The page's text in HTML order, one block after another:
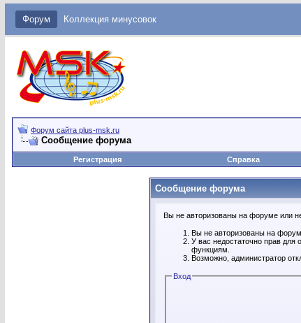
Форум Коллекция минусовок
Форум сайта plus-msk.ru
Сообщение форума
Регистрация
Справка
Сообщение форума
Вы не авторизованы на форуме или
Вы не авторизованы на
У вас недостаточно прав для
функциям.
Возможно, администратор
Вход